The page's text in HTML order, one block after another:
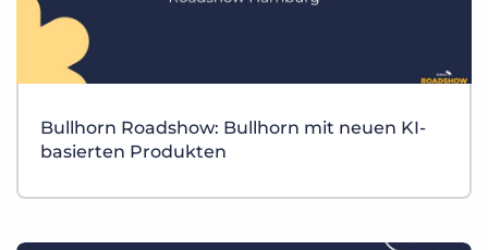
Bullhorn Roadshow: Bullhorn mit neuen KI-
basierten Produkten